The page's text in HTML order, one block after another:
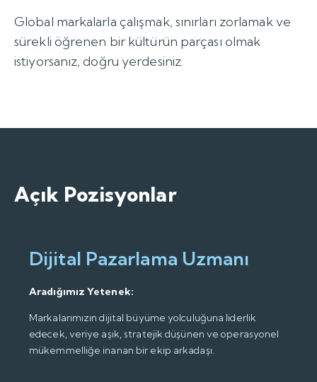
Global markalarla çalışmak, sınırları zorlamak ve
sürekli öğrenen bir kültürün parçası olmak
istiyorsanız, doğru yerdesiniz.
Açık Pozisyonlar
Dijital Pazarlama Uzmanı
Aradığımız Yetenek:
Markalarımızın dijital büyüme yolculuğuna liderlik
edecek, veriye aşık, stratejik düşünen ve operasyonel
mükemmelliğe inanan bir ekip arkadaşı.